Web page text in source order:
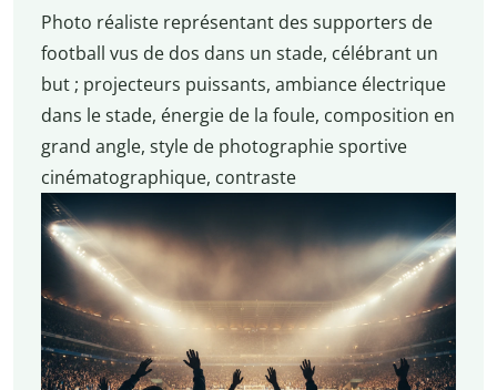
Photo réaliste représentant des supporters de
football vus de dos dans un stade, célébrant un
but ; projecteurs puissants, ambiance électrique
dans le stade, énergie de la foule, composition en
grand angle, style de photographie sportive
cinématographique, contraste